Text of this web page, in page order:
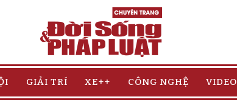
GIẢI TRÍ XE++ CÔNG NGHỆ VIDEO